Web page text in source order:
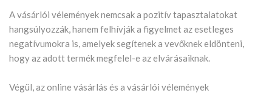
A vásárlói vélemények nemcsak a pozitív tapasztalatokat
hangsúlyozzák, hanem felhívják a figyelmet az esetleges
negatívumokra is, amelyek segítenek a vevőknek eldönteni,
hogy az adott termék megfelel-e az elvárásaiknak.
Végül, az online vásárlás és a vásárlói vélemények